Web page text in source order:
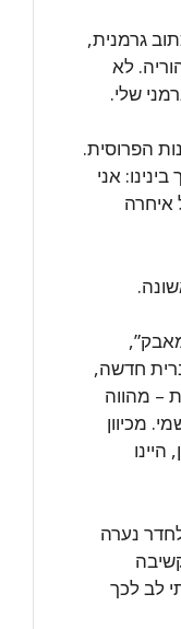
גרמנית,
לא
שלי.
הפרוסית.
אני
איחרה
חדשה,
– מהווה
מכיוון
היינו
נערה
לב לכך